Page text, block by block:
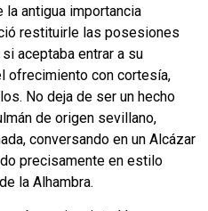
antigua importancia
restituirle las posesiones
aceptaba entrar a su
ofrecimiento con cortesía,
No deja de ser un hecho
de origen sevillano,
conversando en un Alcázar
precisamente en estilo
la Alhambra.